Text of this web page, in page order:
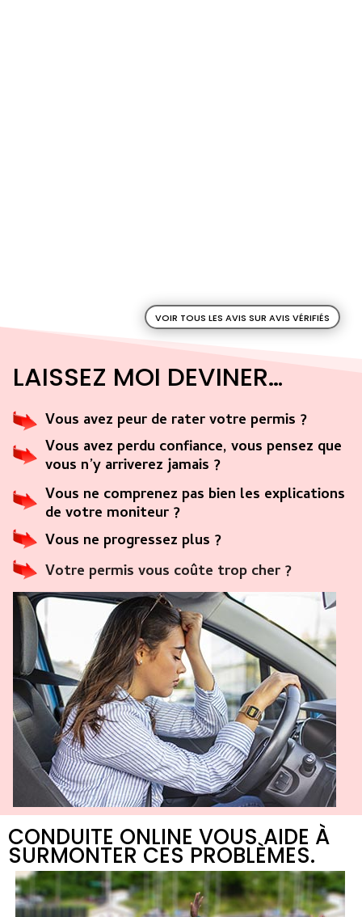
VOIR TOUS LES AVIS SUR AVIS VÉRIFIÉS
LAISSEZ MOI DEVINER…
Vous avez peur de rater votre permis ?
Vous avez perdu confiance, vous pensez que
vous n’y arriverez jamais ?
Vous ne comprenez pas bien les explications
de votre moniteur ?
Vous ne progressez plus ?
Votre permis vous coûte trop cher ?
CONDUITE ONLINE VOUS AIDE À
SURMONTER CES PROBLÈMES.